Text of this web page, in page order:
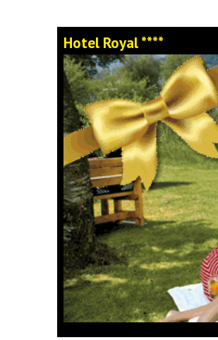
Hotel Royal ****